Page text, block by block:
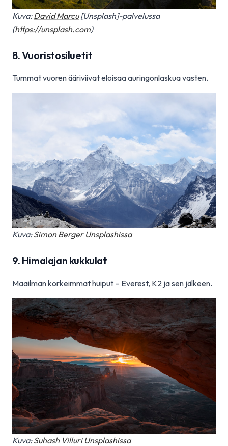
Kuva:David Marcu[Unsplash]-palvelussa
(https://unsplash.com)
8. Vuoristosiluetit
Tummat vuoren ääriviivat eloisaa auringonlaskua vasten.
Kuva:Simon Berger Unsplashissa
9. Himalajan kukkulat
Maailman korkeimmat huiput – Everest, K2 ja sen jälkeen.
Kuva:Suhash Villuri Unsplashissa